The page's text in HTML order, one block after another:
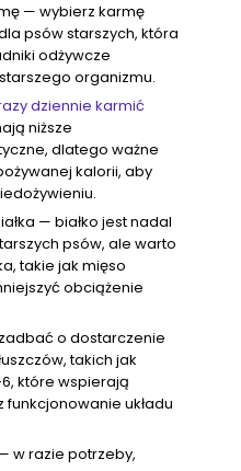
— wybierz karmę
psów starszych, która
odżywcze
organizmu.
dziennie karmić
niższe
dlatego ważne
kalorii, aby
— białko jest nadal
psów, ale warto
takie jak mięso
obciążenie
o dostarczenie
takich jak
które wspierają
układu
w razie potrzeby,